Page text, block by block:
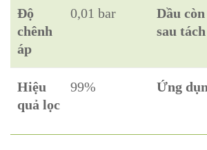
Độ
chênh
áp
0,01 bar
Dầu còn
sau tách
Hiệu
quả lọc
99% Ứng